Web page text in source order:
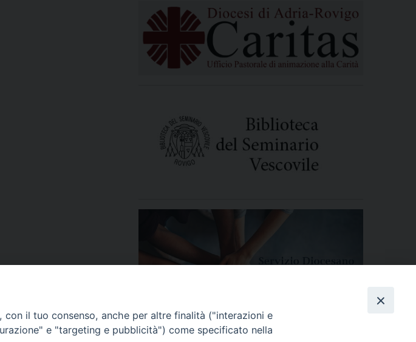
il tuo consenso, anche per altre finalità ("interazioni e
e "targeting e pubblicità") come specificato nella